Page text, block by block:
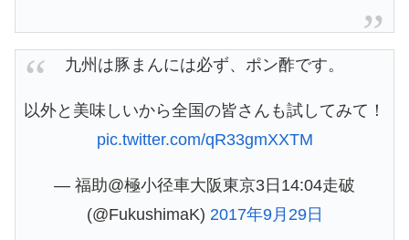
九州は豚まんには必ず、ポン酢です。
以外と美味しいから全国の皆さんも試してみて！
pic.twitter.com/qR33gmXXTM
— 福助@極小径車大阪東京3日14:04走破
(@FukushimaK) 2017年9月29日